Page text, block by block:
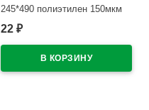
245*490 полиэтилен 150мкм
универсальная М арт У 245
22 ₽